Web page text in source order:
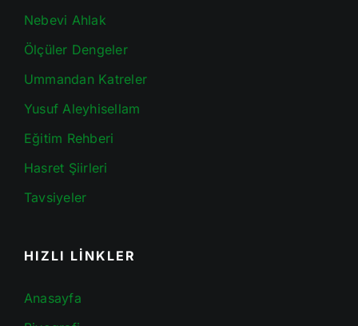
Nebevi Ahlak
Ölçüler Dengeler
Ummandan Katreler
Yusuf Aleyhisellam
Eğitim Rehberi
Hasret Şiirleri
Tavsiyeler
HIZLI LİNKLER
Anasayfa